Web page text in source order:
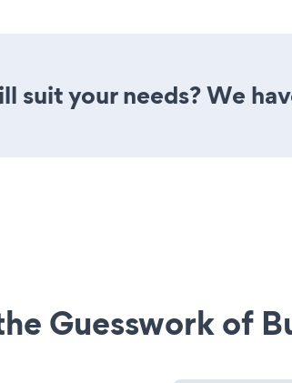
suit your needs? We
Guesswork of